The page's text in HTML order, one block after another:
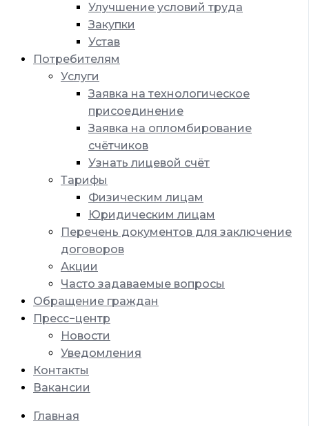
Улучшение условий труда
Закупки
Устав
Потребителям
Услуги
Заявка на технологическое
присоединение
Заявка на опломбирование
счётчиков
Узнать лицевой счёт
Тарифы
Физическим лицам
Юридическим лицам
Перечень документов для заключение
договоров
Акции
Часто задаваемые вопросы
Обращение граждан
Пресс−центр
Новости
Уведомления
Контакты
Вакансии
Главная